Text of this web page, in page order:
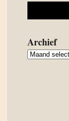
Archief
Archief